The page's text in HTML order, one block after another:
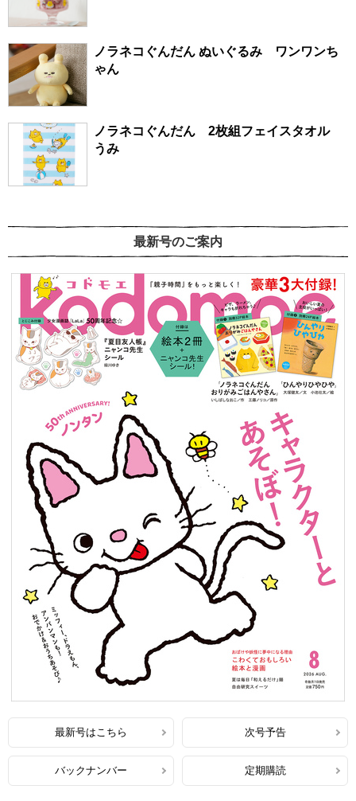
ノラネコぐんだん ぬいぐるみ ワンワンち
ゃん
ノラネコぐんだん 2枚組フェイスタオル
うみ
最新号のご案内
最新号はこちら 次号予告
バックナンバー 定期購読